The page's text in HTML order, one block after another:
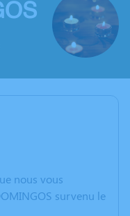
nous vous
survenu le